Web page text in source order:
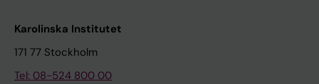
Karolinska Institutet
171 77 Stockholm
Tel: 08-524 800 00